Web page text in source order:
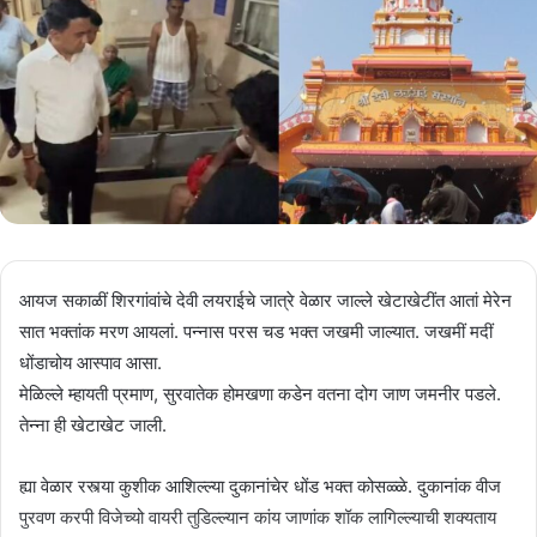
आयज सकाळीं शिरगांवांचे देवी लयराईचे जात्रे वेळार जाल्ले खेटाखेटींत आतां मेरेन
सात भक्तांक मरण आयलां. पन्नास परस चड भक्त जखमी जाल्यात. जखमीं मदीं
धोंडाचोय आस्पाव आसा.
मेळिल्ले म्हायती प्रमाण, सुरवातेक होमखणा कडेन वतना दोग जाण जमनीर पडले.
तेन्ना ही खेटाखेट जाली.
ह्या वेळार रस्त्या कुशीक आशिल्ल्या दुकानांचेर धोंड भक्त कोसळ्ळे. दुकानांक वीज
पुरवण करपी विजेच्यो वायरी तुडिल्ल्यान कांय जाणांक शॉक लागिल्ल्याची शक्यताय